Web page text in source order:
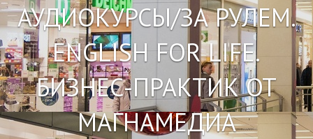
АУДИОКУРСЫ/ЗА РУЛЕМ.
ENGLISH FOR LIFE.
БИЗНЕС-ПРАКТИК ОТ
МАГНАМЕДИА